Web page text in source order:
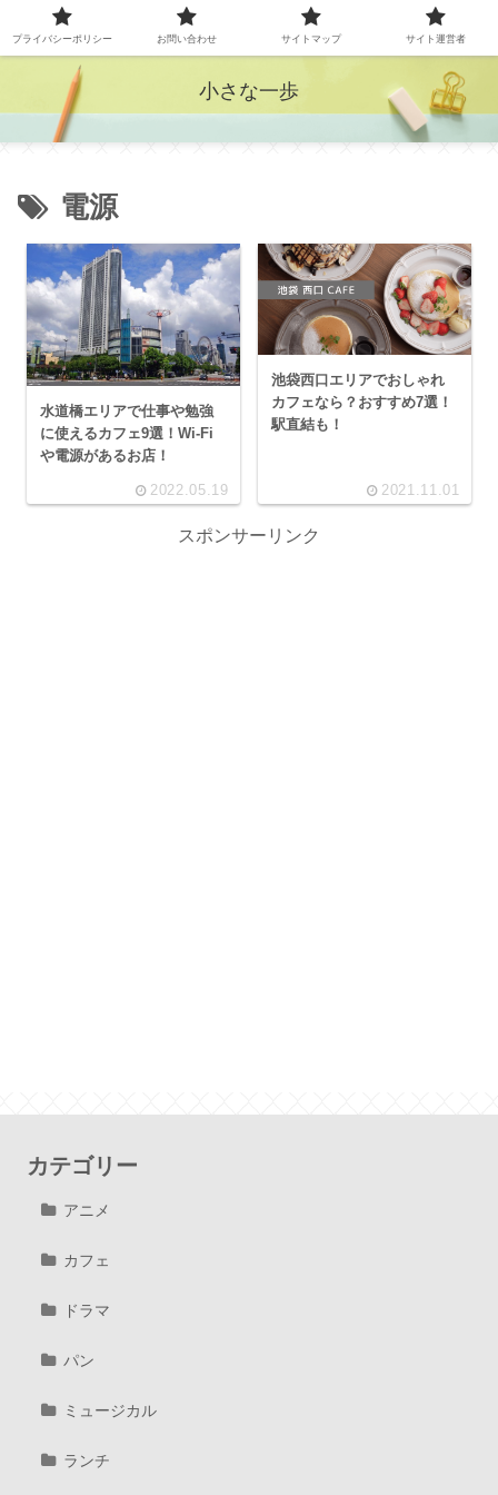
小さな一歩
電源
水道橋エリアで仕事や勉強
に使えるカフェ9選！Wi-Fi
や電源があるお店！
2022.05.19
池袋西口エリアでおしゃれ
カフェなら？おすすめ7選！
駅直結も！
2021.11.01
スポンサーリンク
カテゴリー
アニメ
カフェ
ドラマ
パン
ミュージカル
ランチ
プライバシーポリシー お問い合わせ サイトマップ サイト運営者